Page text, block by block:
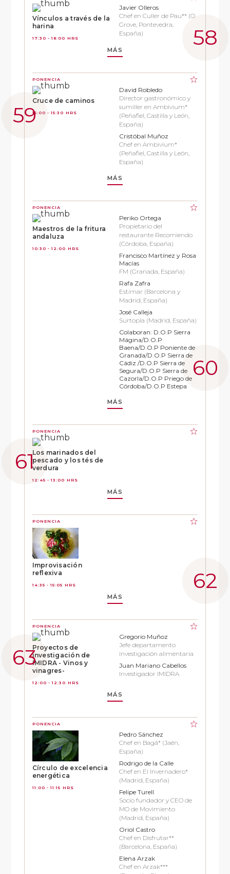
Vínculos a través de la
harina
17:30 - 18:00 HRS
Javier Olleros
Chef en Culler de Pau** (O
Grove, Pontevedra,
España)
MÁS
PONENCIA
Cruce de caminos
15:00 - 15:30 HRS
David Robledo
Director gastronómico y
sumiller en Ambivium*
(Peñafiel, Castilla y León,
España)
Cristóbal Muñoz
Chef en Ambivium*
(Peñafiel, Castilla y León,
España)
MÁS
PONENCIA
Maestros de la fritura
andaluza
10:30 - 12:00 HRS
Periko Ortega
Propietario del
restaurante Recomiendo
(Córdoba, España)
Francisco Martínez y Rosa
Macías
FM (Granada, España)
Rafa Zafra
Estimar (Barcelona y
Madrid, España)
José Calleja
Surtopía (Madrid, España)
Colaboran: D.O.P Sierra
Mágina/D.O.P
Baena/D.O.P Poniente de
Granada/D.O.P Sierra de
Cádiz /D.O.P Sierra de
Segura/D.O.P Sierra de
Cazorla/D.O.P Priego de
Córdoba/D.O.P Estepa
MÁS
PONENCIA
Los marinados del
pescado y los tés de
verdura
12:45 - 13:00 HRS
MÁS
PONENCIA
Improvisación
reflexiva
14:35 - 15:05 HRS
MÁS
PONENCIA
Proyectos de
investigación de
IMIDRA - Vinos y
vinagres-
12:00 - 12:30 HRS
Gregorio Muñoz
Jefe departamento
investigación alimentaria
Juan Mariano Cabellos
Investigador IMIDRA
MÁS
PONENCIA
Círculo de excelencia
energética
11:00 - 11:15 HRS
Pedro Sánchez
Chef en Bagá* (Jaén,
España)
Rodrigo de la Calle
Chef en El Invernadero*
(Madrid, España)
Felipe Turell
Socio fundador y CEO de
MO de Movimiento
(Madrid, España)
Oriol Castro
Chef en Disfrutar**
(Barcelona, España)
Elena Arzak
Chef en Arzak***